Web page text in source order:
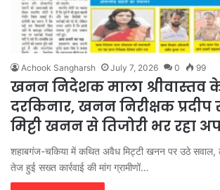
Achook Sangharsh July 7, 2026 0 99
खनन निदेशक माला श्रीवास्तव
दरकिनार, खनन निरीक्षक
मिट्टी खनन से तिजोरी भर रहा
शहाबगंज-चकिया में कथित अवैध मिट्टी खनन पर उठे सवाल,
तेज हुई सख्त कार्रवाई की मांग ग्रामीणों…